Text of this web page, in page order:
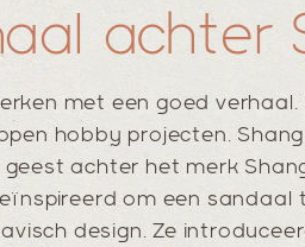
achter
met een goed
hobby projecten.
achter het merk
om een
design. Ze